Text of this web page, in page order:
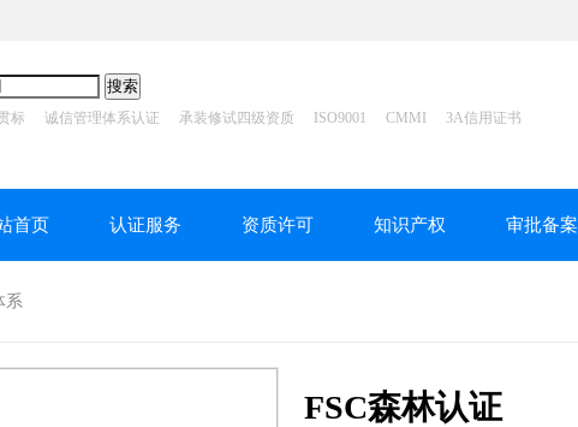
标 诚信管理体系认证 承装修试四级资质 ISO9001 CMMI 3A信用证书
首页 认证服务 资质许可 知识产权 审批备案
系
FSC森林认证